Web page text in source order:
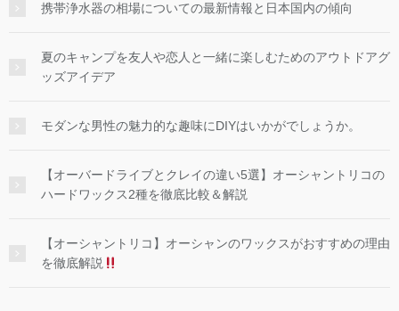
携帯浄水器の相場についての最新情報と日本国内の傾向
夏のキャンプを友人や恋人と一緒に楽しむためのアウトドアグ
ッズアイデア
モダンな男性の魅力的な趣味にDIYはいかがでしょうか。
【オーバードライブとクレイの違い5選】オーシャントリコの
ハードワックス2種を徹底比較＆解説
【オーシャントリコ】オーシャンのワックスがおすすめの理由
を徹底解説